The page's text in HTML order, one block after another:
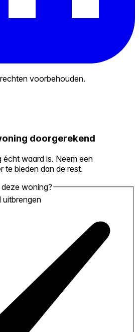
voorbehouden.
doorgerekend
waard is. Neem een
te bieden dan de rest.
woning?
uitbrengen